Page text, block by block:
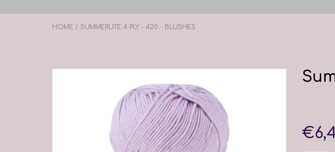
HOME / SUMMERLITE 4 PLY - 420 - BLUSHES